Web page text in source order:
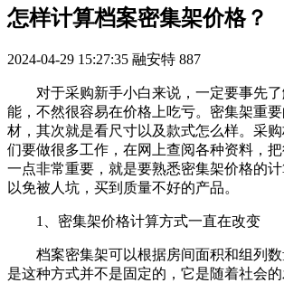
怎样计算档案密集架价格？
2024-04-29 15:27:35 融安特 887
对于采购新手小白来说，一定要事先
能，不然很容易在价格上吃亏。密集架重
材，其次就是看尺寸以及款式怎么样。采
们要做很多工作，在网上查阅各种资料，
一点非常重要，就是要熟悉密集架价格的计
以免被人坑，买到质量不好的产品。
1、密集架价格计算方式一直在改变
档案密集架可以根据房间面积和组列
是这种方式并不是固定的，它是随着社会